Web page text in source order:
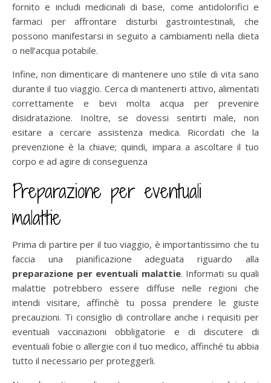
fornito e includi medicinali di base, come antidolorifici e
farmaci per affrontare disturbi gastrointestinali, che
possono manifestarsi in seguito a cambiamenti nella dieta
o nell’acqua potabile.
Infine, non dimenticare di mantenere uno stile di vita sano
durante il tuo viaggio. Cerca di mantenerti attivo, alimentati
correttamente e bevi molta acqua per prevenire
disidratazione. Inoltre, se dovessi sentirti male, non
esitare a cercare assistenza medica. Ricordati che la
prevenzione è la chiave; quindi, impara a ascoltare il tuo
corpo e ad agire di conseguenza
Preparazione per eventuali
malattie
Prima di partire per il tuo viaggio, è importantissimo che tu
faccia una pianificazione adeguata riguardo alla
preparazione per eventuali malattie. Informati su quali
malattie potrebbero essere diffuse nelle regioni che
intendi visitare, affinchè tu possa prendere le giuste
precauzioni. Ti consiglio di controllare anche i requisiti per
eventuali vaccinazioni obbligatorie e di discutere di
eventuali fobie o allergie con il tuo medico, affinché tu abbia
tutto il necessario per proteggerli.